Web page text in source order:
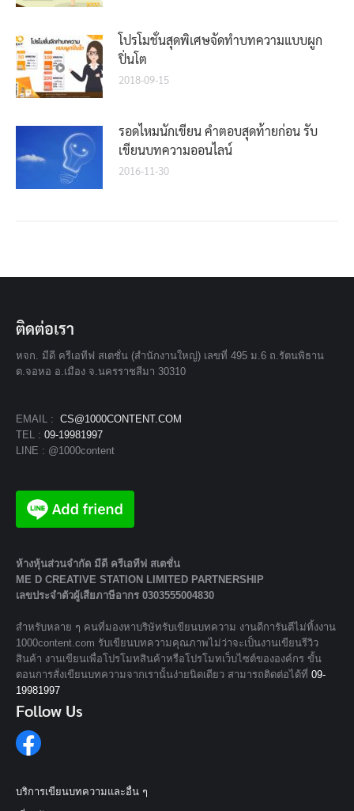
โปรโมชั่นสุดพิเศษจัดทำบทความแบบผูก
ปิ่นโต
2018-09-15
รอดไหมนักเขียน คำตอบสุดท้ายก่อน รับ
เขียนบทความออนไลน์
2016-11-30
ติดต่อเรา
หจก. มีดี ครีเอทีฟ สเตชั่น (สำนักงานใหญ่) เลขที่ 495 ม.6 ถ.รัตนพิธาน
ต.จอหอ อ.เมือง จ.นครราชสีมา 30310
EMAIL : CS@1000CONTENT.COM
TEL : 09-19981997
LINE : @1000content
ห้างหุ้นส่วนจํากัด มีดี ครีเอทีฟ สเตชั่น
ME D CREATIVE STATION LIMITED PARTNERSHIP
เลขประจำตัวผู้เสียภาษีอากร 0303555004830
สำหรับหลาย ๆ คนที่มองหาบริษัทรับเขียนบทความ งานดีการันตีไม่ทิ้งงาน
1000content.com รับเขียนบทความคุณภาพไม่ว่าจะเป็นงานเขียนรีวิว
สินค้า งานเขียนเพื่อโปรโมทสินค้าหรือโปรโมทเว็บไซต์ขององค์กร ขั้น
ตอนการสั่งเขียนบทความจากเรานั้นง่ายนิดเดียว สามารถติดต่อได้ที่ 09-
19981997
Follow Us
บริการเขียนบทความและอื่น ๆ